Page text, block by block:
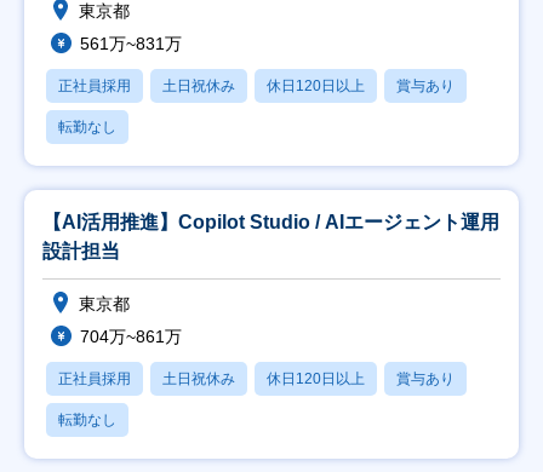
東京都
561万~831万
正社員採用 土日祝休み 休日120日以上 賞与あり
転勤なし
【AI活用推進】Copilot Studio / AIエージェント運用
設計担当
東京都
704万~861万
正社員採用 土日祝休み 休日120日以上 賞与あり
転勤なし